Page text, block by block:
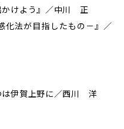
かけよう』／中川 正
化法が目指したもの－』／
は伊賀上野に／西川 洋